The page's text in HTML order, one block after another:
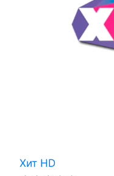
Хит HD